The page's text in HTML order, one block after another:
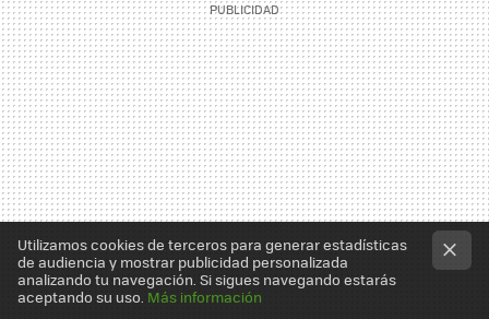
Utilizamos cookies de terceros para generar estadísticas
de audiencia y mostrar publicidad personalizada
analizando tu navegación. Si sigues navegando estarás
aceptando su uso. Más información